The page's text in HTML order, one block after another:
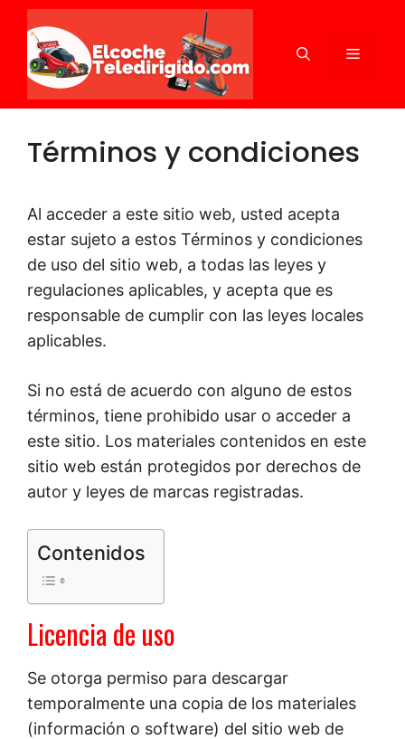
Saltar
contenido
MENÚ
Términos y condiciones
Al acceder a este sitio web, usted acepta
estar sujeto a estos Términos y condiciones
de uso del sitio web, a todas las leyes y
regulaciones aplicables, y acepta que es
responsable de cumplir con las leyes locales
aplicables.
Si no está de acuerdo con alguno de estos
términos, tiene prohibido usar o acceder a
este sitio. Los materiales contenidos en este
sitio web están protegidos por derechos de
autor y leyes de marcas registradas.
Contenidos
Licencia de uso
Se otorga permiso para descargar
temporalmente una copia de los materiales
(información o software) del sitio web de